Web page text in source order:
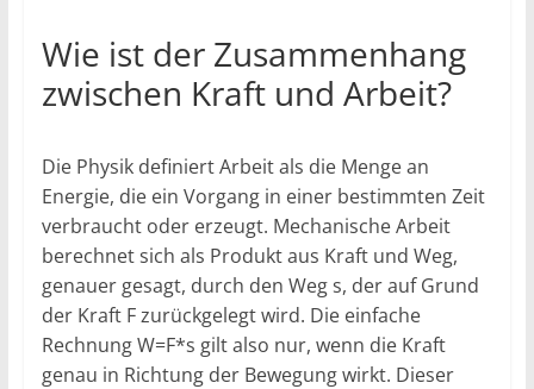
Wie ist der Zusammenhang
zwischen Kraft und Arbeit?
Die Physik definiert Arbeit als die Menge an
Energie, die ein Vorgang in einer bestimmten Zeit
verbraucht oder erzeugt. Mechanische Arbeit
berechnet sich als Produkt aus Kraft und Weg,
genauer gesagt, durch den Weg s, der auf Grund
der Kraft F zurückgelegt wird. Die einfache
Rechnung W=F*s gilt also nur, wenn die Kraft
genau in Richtung der Bewegung wirkt. Dieser